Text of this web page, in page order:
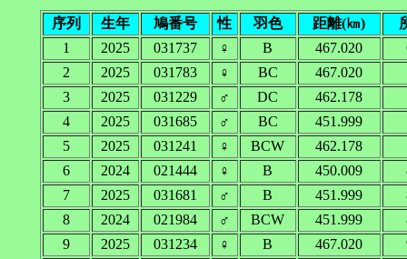
序列 生年 鳩番号 性 羽色 距離(㎞)
1
2025 031737 ♀ B 467.020
2
2025 031783 ♀ BC 467.020
3
2025 031229 ♂ DC 462.178
4
2025 031685 ♂ BC 451.999
5
2025 031241 ♀ BCW 462.178
6
2024 021444 ♀ B 450.009
7
2025 031681 ♂ B 451.999
8
2024 021984 ♂ BCW 451.999
9
2025 031234 ♀ B 467.020